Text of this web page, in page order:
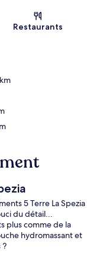
Restaurants
5 Terre La Spezia
du détail...
plus comme de la
hydromassant et
?